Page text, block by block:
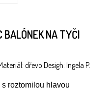
BALÓNEK NA TYČI
dřevo Desigh: Ingela P.
roztomilou hlavou